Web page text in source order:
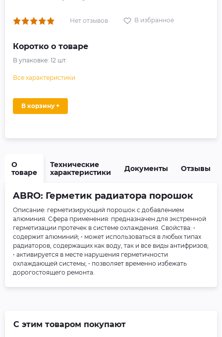
Нет отзывов В избранное
Коротко о товаре
В упаковке: 12 шт.
Все характеристики
В корзину +
О
товаре
Технические
характеристики
Документы Отзывы
ABRO: Герметик радиатора порошок
Описание: герметизирующий порошок с добавлением
алюминия. Сфера применения: предназначен для экстренной
герметизации протечек в системе охлаждения. Свойства: •
содержит алюминий; • может использоваться в любых типах
радиаторов, содержащих как воду, так и все виды антифризов;
• активируется в месте нарушения герметичности
охлаждающей системы; • позволяет временно избежать
дорогостоящего ремонта.
С этим товаром покупают